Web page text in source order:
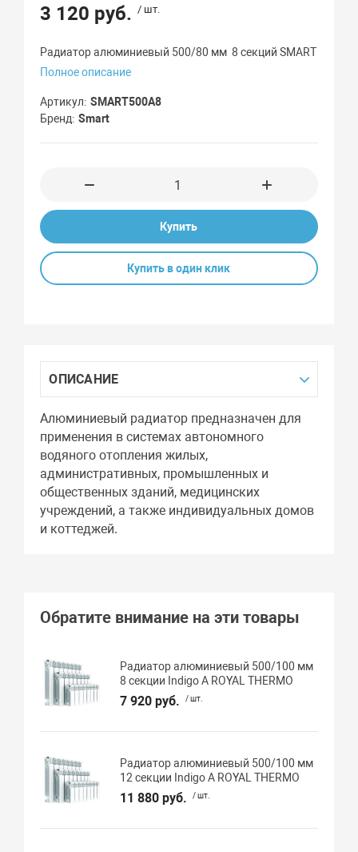
3 120 руб. / шт.
Радиатор алюминиевый 500/80 мм 8 секций SMART
Полное описание
Артикул SMART500A8
Бренд Smart
Купить
Купить в один клик
ОПИСАНИЕ
Алюминиевый радиатор предназначен для
применения в системах автономного
водяного отопления жилых,
административных, промышленных и
общественных зданий, медицинских
учреждений, а также индивидуальных домов
и коттеджей.
Обратите внимание на эти товары
Радиатор алюминиевый 500/100 мм
8 секции Indigo А ROYAL THERMO
7 920 руб. / шт.
Радиатор алюминиевый 500/100 мм
12 секции Indigo А ROYAL THERMO
11 880 руб. / шт.